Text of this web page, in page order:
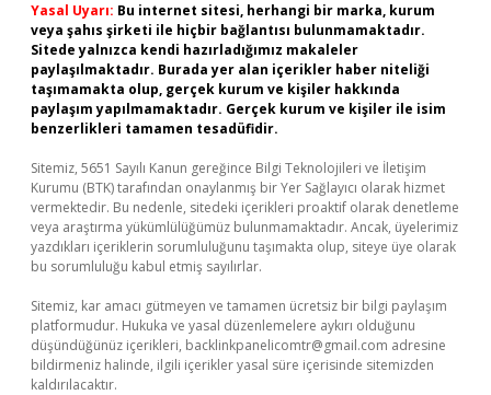
Yasal Uyarı: Bu internet sitesi, herhangi bir marka, kurum
veya şahıs şirketi ile hiçbir bağlantısı bulunmamaktadır.
Sitede yalnızca kendi hazırladığımız makaleler
paylaşılmaktadır. Burada yer alan içerikler haber niteliği
taşımamakta olup, gerçek kurum ve kişiler hakkında
paylaşım yapılmamaktadır. Gerçek kurum ve kişiler ile isim
benzerlikleri tamamen tesadüfidir.
Sitemiz, 5651 Sayılı Kanun gereğince Bilgi Teknolojileri ve İletişim
Kurumu (BTK) tarafından onaylanmış bir Yer Sağlayıcı olarak hizmet
vermektedir. Bu nedenle, sitedeki içerikleri proaktif olarak denetleme
veya araştırma yükümlülüğümüz bulunmamaktadır. Ancak, üyelerimiz
yazdıkları içeriklerin sorumluluğunu taşımakta olup, siteye üye olarak
bu sorumluluğu kabul etmiş sayılırlar.
Sitemiz, kar amacı gütmeyen ve tamamen ücretsiz bir bilgi paylaşım
platformudur. Hukuka ve yasal düzenlemelere aykırı olduğunu
düşündüğünüz içerikleri, backlinkpanelicomtr@gmail.com adresine
bildirmeniz halinde, ilgili içerikler yasal süre içerisinde sitemizden
kaldırılacaktır.